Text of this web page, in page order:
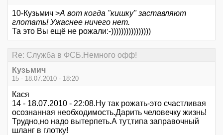
10-Кузьмич >А вот когда "кишку" заставляют
глотать! Ужаснее ничего нет.
Та это Вы ещё не рожали:-))))))))))))))))
Re: Служба в ФСБ.Немного офф!
Кузьмич
15 - 18.07.2010 - 18:20
Кася
14 - 18.07.2010 - 22:08.Ну так рожать-это счастливая
осознанная необходимость.Дарить человечку жизнь!
Трудно,но надо вытерпеть.А тут,типа заправочный
шланг в глотку!